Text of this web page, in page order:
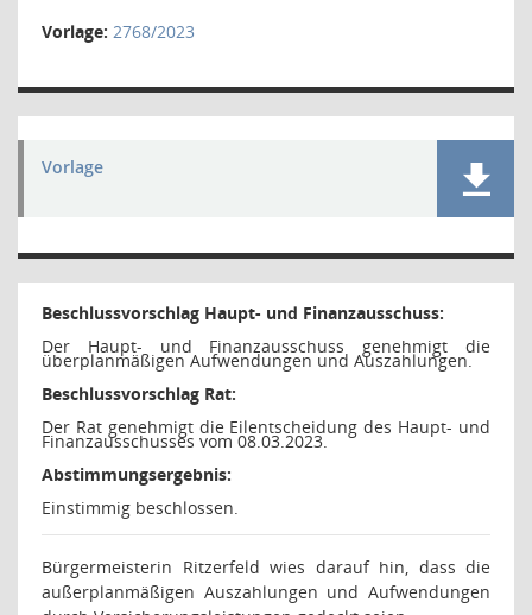
Vorlage: 2768/2023
Vorlage
Beschlussvorschlag Haupt- und Finanzausschuss:
Der Haupt- und Finanzausschuss genehmigt die
überplanmäßigen Aufwendungen und Auszahlungen.
Beschlussvorschlag Rat:
Der Rat genehmigt die Eilentscheidung des Haupt- und
Finanzausschusses vom 08.03.2023.
Abstimmungsergebnis:
Einstimmig beschlossen.
Bürgermeisterin Ritzerfeld wies darauf hin, dass die
außerplanmäßigen Auszahlungen und Aufwendungen